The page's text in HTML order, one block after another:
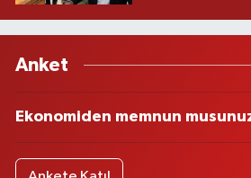
Anket
Ekonomiden memnun